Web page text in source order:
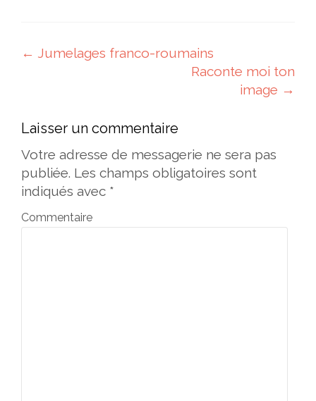
Navigation des articles
← Jumelages franco-roumains
Raconte moi ton
image →
Laisser un commentaire
Votre adresse de messagerie ne sera pas
publiée. Les champs obligatoires sont
indiqués avec *
Commentaire